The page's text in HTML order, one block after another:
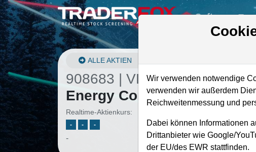
Software
ALLE AKTIEN
908683 | VLO–Valero
Energy Corporation Aktie
Realtime-Aktienkurs:
- - -
-
Wir verwenden notwendige
verwenden wir außerdem
Reichweitenmessung und
Dabei können Informationen
Drittanbieter wie Google/
der EU/des EWR stattfinden.